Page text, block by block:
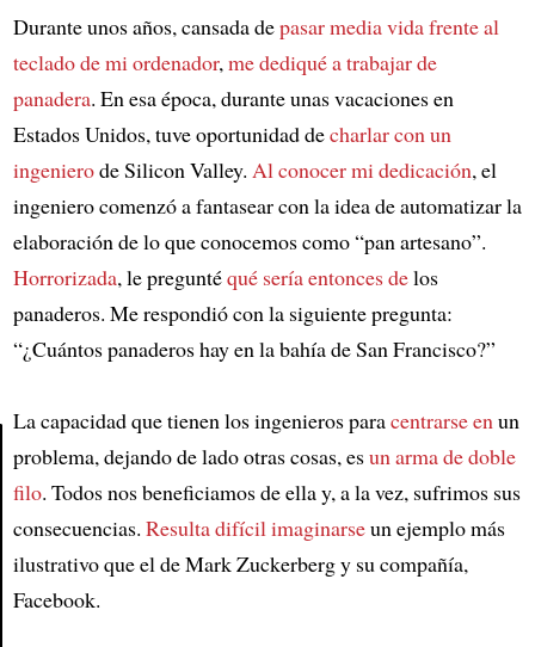
Article
Durante unos años, cansada depasar media vidafrente al
teclado de mi ordenador,me dediqué a trabajar de
panadera. En esa época, durante unas vacaciones en
Estados Unidos, tuve oportunidad decharlar con un
ingenierode Silicon Valley. Al conocer mi dedicación, el
ingeniero comenzó a fantasear con la idea de automatizar la
elaboración de lo que conocemos como “pan artesano”.
Horrorizada, le preguntéqué sería entonces delos
panaderos. Me respondió con la siguiente pregunta:
“¿Cuántos panaderos hay en la bahía de San Francisco?”
La capacidad que tienen los ingenieros paracentrarse enun
problema, dejando de lado otras cosas, esun arma de doble
filo. Todos nos beneficiamos de ella y, a la vez, sufrimos sus
consecuencias. Resulta difícil imaginarseun ejemplo más
ilustrativo que el de Mark Zuckerberg y su compañía,
Facebook.